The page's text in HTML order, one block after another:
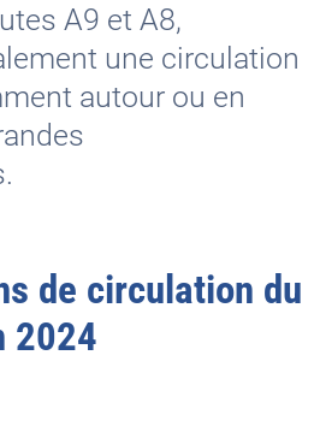
A9 et A8,
une circulation
autour ou en
de circulation du
2024